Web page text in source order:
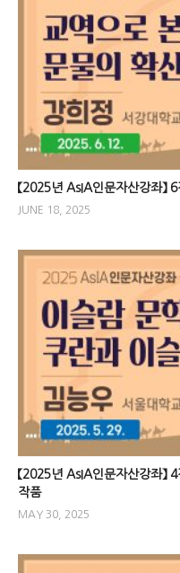
【2025년 AsIA인문자산강좌】
JUNE 18, 2025
【2025년 AsIA인문자산강좌】
작품
MAY 30, 2025